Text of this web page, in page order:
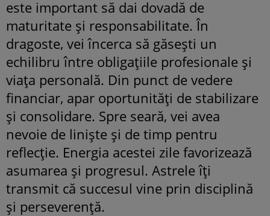
este important să dai dovadă de
maturitate și responsabilitate. În
dragoste, vei încerca să găsești un
echilibru între obligațiile profesionale și
viața personală. Din punct de vedere
financiar, apar oportunități de stabilizare
și consolidare. Spre seară, vei avea
nevoie de liniște și de timp pentru
reflecție. Energia acestei zile favorizează
asumarea și progresul. Astrele îți
transmit că succesul vine prin disciplină
și perseverență.